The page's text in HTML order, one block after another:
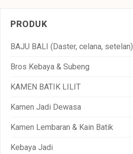
PRODUK
BAJU BALI (Daster, celana, setelan)
Bros Kebaya & Subeng
KAMEN BATIK LILIT
Kamen Jadi Dewasa
Kamen Lembaran & Kain Batik
Kebaya Jadi